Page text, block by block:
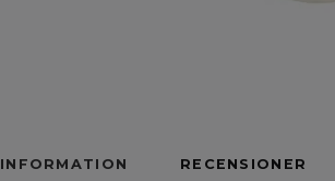
INFORMATION RECENSIONER